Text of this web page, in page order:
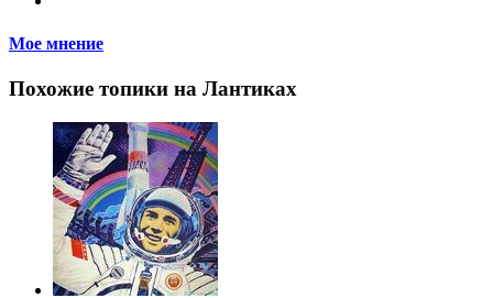
Мое мнение
Похожие топики на Лантиках